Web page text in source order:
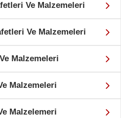
Ve Malzemeleri
Ve Malzemeleri
Malzemeleri
Malzemeleri
Malzelemeri